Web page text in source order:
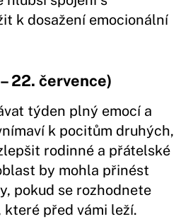
k dosažení emocionální
22. července)
týden plný emocí a
k pocitům druhých,
rodinné a přátelské
by mohla přinést
pokud se rozhodnete
před vámi leží.